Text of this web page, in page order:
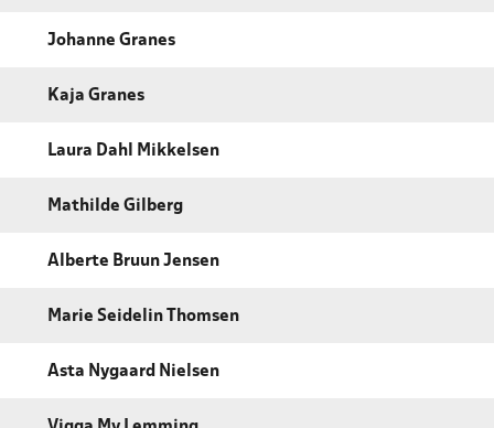
Johanne Granes
Kaja Granes
Laura Dahl Mikkelsen
Mathilde Gilberg
Alberte Bruun Jensen
Marie Seidelin Thomsen
Asta Nygaard Nielsen